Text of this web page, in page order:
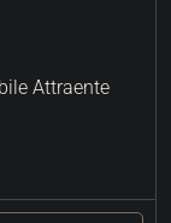
Attraente